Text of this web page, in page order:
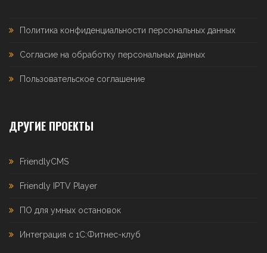
Политика конфиденциальности персональных данных
Согласие на обработку персональных данных
Пользовательское соглашение
ДРУГИЕ ПРОЕКТЫ
FriendlyCMS
Friendly IPTV Player
ПО для умных остановок
Интеграция с 1С:Фитнес-клуб